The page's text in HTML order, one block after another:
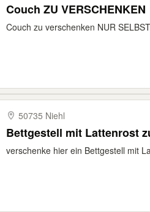
Couch ZU VERSCHENKEN
Couch zu verschenken NUR
50735 Niehl
Bettgestell mit Lattenrost
verschenke hier ein Bettgestell mit